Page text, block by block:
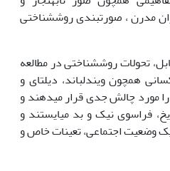
مدرن ، صورت­بندی روش­شناختی
تحولات روش­شناختی در مطالعه
همچون ویندلباند، دیلتای و
مورد چالش جدی قرار می­­دهند و
فراسوی نیک و بد می­ایستند و
وضعیت اجتماعی، تعینات خاص و